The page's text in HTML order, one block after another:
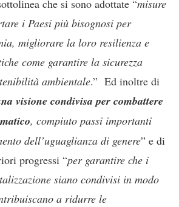
che si sono adottate “misure
i Paesi più bisognosi per
migliorare la loro resilienza e
come garantire la sicurezza
ambientale.” Ed inoltre di
visione condivisa per combattere
, compiuto passi importanti
dell’uguaglianza di genere” e di
progressi “per garantire che i
siano condivisi in modo
a ridurre le